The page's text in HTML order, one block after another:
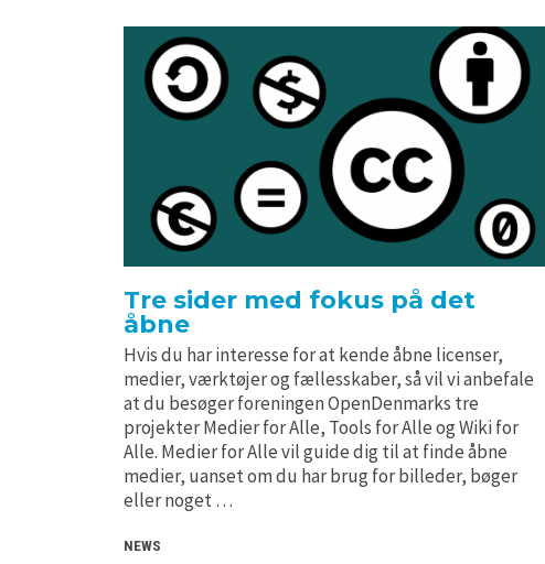
Tre sider med fokus på det
åbne
Hvis du har interesse for at kende åbne licenser,
medier, værktøjer og fællesskaber, så vil vi anbefale
at du besøger foreningen OpenDenmarks tre
projekter Medier for Alle, Tools for Alle og Wiki for
Alle. Medier for Alle vil guide dig til at finde åbne
medier, uanset om du har brug for billeder, bøger
eller noget …
NEWS